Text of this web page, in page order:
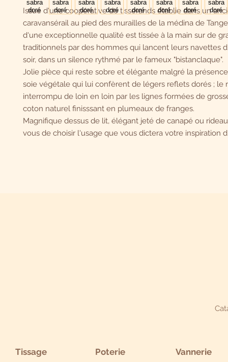
Issue d'une coopérative de tisserands établie dans un
caravansérail au pied des murailles de la médina de
d'une exceptionnelle qualité est tissée à la main sur de
traditionnels par des hommes qui lancent leurs navettes
soir, dans un silence rythmé par le fameux "bistanclaque".
Jolie pièce qui reste sobre et élégante malgré la
soie végétale qui lui confèrent de légers reflets dorés ; le
interrompu de loin en loin par les lignes formées de
coton naturel finisssant en plumeaux de franges.
Magnifique dessus de lit, élégant jeté de canapé ou
vous de choisir l'usage que vous dictera votre inspiration
Tissage Poterie Vannerie